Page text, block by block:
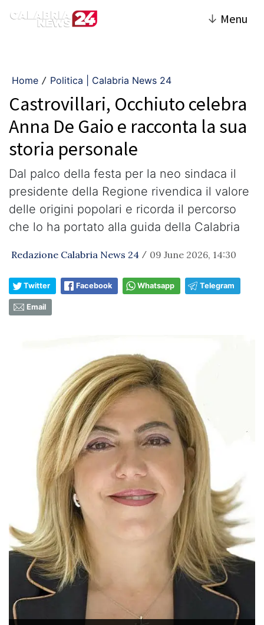
↓ Menu
Home / Politica | Calabria News 24
Castrovillari, Occhiuto celebra
Anna De Gaio e racconta la sua
storia personale
Dal palco della festa per la neo sindaca il
presidente della Regione rivendica il valore
delle origini popolari e ricorda il percorso
che lo ha portato alla guida della Calabria
Redazione Calabria News 24 / 09 June 2026, 14:30
Twitter Facebook Whatsapp Telegram
Email